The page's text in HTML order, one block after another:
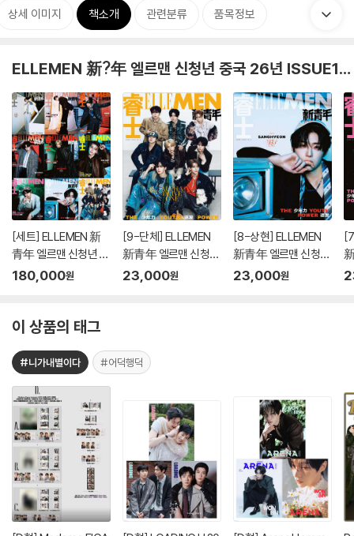
상세 이미지 책소개 관련분류 품목정보
ELLEMEN 新?年 엘르맨 신청년 중국 26년 ISSUE1 ALD1 커버
[세트] ELLEMEN 新
青年 엘르맨 신청년 중
국 2026년 ISSUE1 AL
180,000원
[9-단체] ELLEMEN
新青年 엘르맨 신청년
중국 2026년 ISSUE1
23,000원
[8-상현] ELLEMEN
新青年 엘르맨 신청년
중국 2026년 ISSUE1
23,000원
이 상품의 태그
#니가내별이다 #어덕행덕